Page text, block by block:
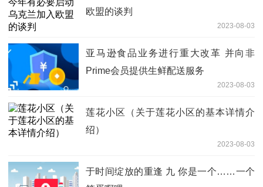
欧盟的谈判
2023-08-03
亚马逊食品业务进行重大改革 并向非
Prime会员提供生鲜配送服务
2023-08-03
莲花小区（关于莲花小区的基本详情介
绍）
2023-08-03
于时间绽放的重逢 九 你是一个……一个